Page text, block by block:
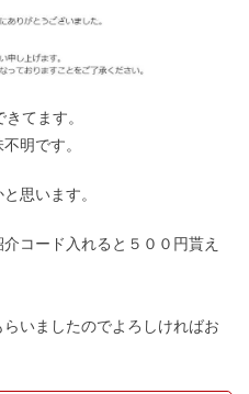
てます。
明です。
思います。
コード入れると５００円貰え
いましたのでよろしければお